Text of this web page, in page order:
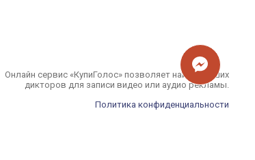
Онлайн сервис «КупиГолос» позволяет найти лучших
дикторов для записи видео или аудио рекламы.
Политика конфиденциальности